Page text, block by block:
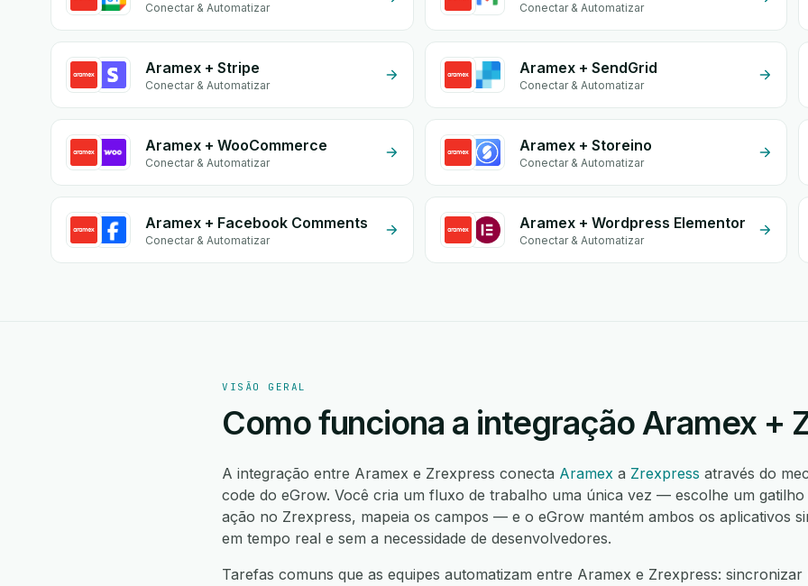
Conectar & Automatizar Conectar & Automatizar
Aramex + Stripe
Conectar & Automatizar
Aramex + SendGrid
Conectar & Automatizar
Aramex + WooCommerce
Conectar & Automatizar
Aramex + Storeino
Conectar & Automatizar
Aramex + Facebook Comments
Conectar & Automatizar
Aramex + Wordpress Elementor
Conectar & Automatizar
VISÃO GERAL
Como funciona a integração Aramex +
A integração entre Aramex e Zrexpress conecta Aramex a Zrexpress através do
code do eGrow. Você cria um fluxo de trabalho uma única vez — escolhe um
ação no Zrexpress, mapeia os campos — e o eGrow mantém ambos os aplicativos
em tempo real e sem a necessidade de desenvolvedores.
Tarefas comuns que as equipes automatizam entre Aramex e Zrexpress: